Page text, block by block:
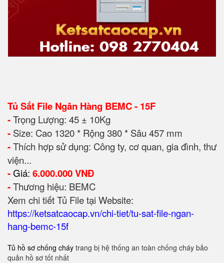
Tủ Sắt File Ngân Hàng BEMC - 15F
-Trọng Lượng: 45 ± 10Kg
- Size: Cao 1320 * Rộng 380 * Sâu 457 mm
-Thích hợp sử dụng: Công ty, cơ quan, gia đình, thư
viện...
-Giá: 6.000.000 VNĐ
-Thương hiệu: BEMC
Xem chi tiết Tủ File tại Website:
https://ketsatcaocap.vn/chi-tiet/tu-sat-file-ngan-
hang-bemc-15f
Tủ hồ sơ chống cháy trang bị hệ thống an toàn chống cháy bảo
quản hồ sơ tốt nhất